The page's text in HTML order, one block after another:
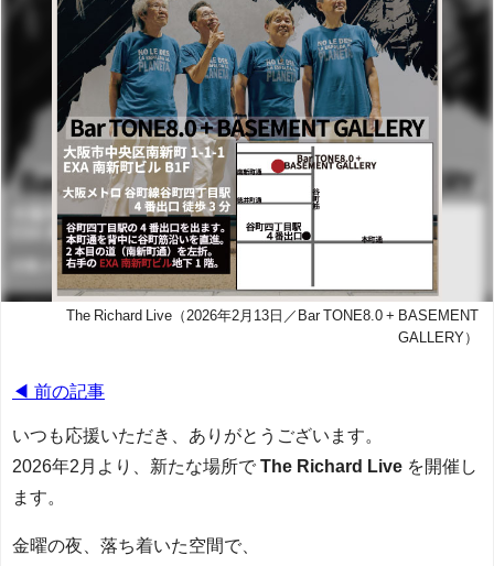
The Richard Live（2026年2月13日／Bar TONE8.0 + BASEMENT
GALLERY）
◀ 前の記事
いつも応援いただき、ありがとうございます。
2026年2月より、新たな場所で The Richard Live を開催し
ます。
金曜の夜、落ち着いた空間で、